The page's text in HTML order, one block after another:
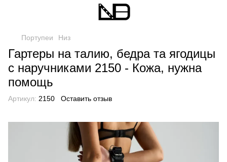
Портупеи Низ
Гартеры на талию, бедра та ягодицы
с наручниками 2150 - Кожа, нужна
помощь
Артикул: 2150 Оставить отзыв